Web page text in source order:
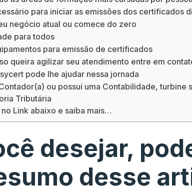
para iniciar as emissões dos certificados
negócio atual ou comece do zero
para todos
para emissão de certificados
queira agilizar seu atendimento entre em
pode lhe ajudar nessa jornada
ou possui uma Contabilidade, turbine
Tributária
Link abaixo e saiba mais…
desejar,
desse